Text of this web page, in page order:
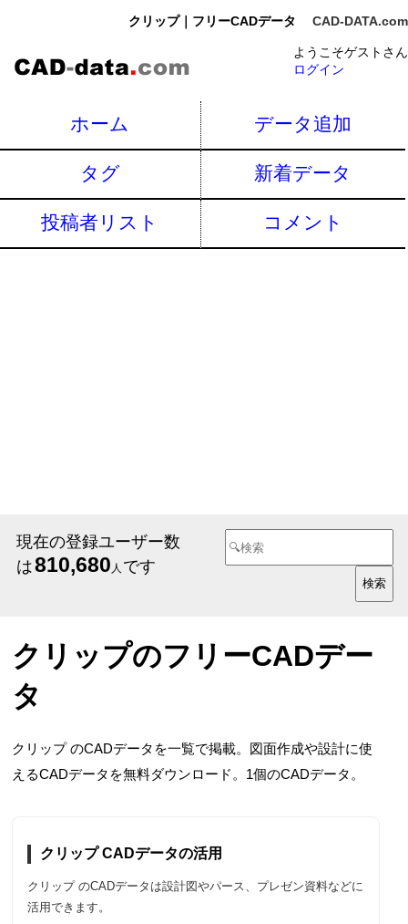
クリップ｜フリーCADデータ CAD-DATA.com
ようこそゲストさん
ログイン
ホーム データ追加
タグ 新着データ
投稿者リスト コメント
現在の登録ユーザー数
は810,680 人 です
クリップのフリーCADデー
タ
クリップ のCADデータを一覧で掲載。図面作成や設計に使
えるCADデータを無料ダウンロード。1個のCADデータ。
クリップ CADデータの活用
クリップ のCADデータは設計図やパース、プレゼン資料などに
活用できます。